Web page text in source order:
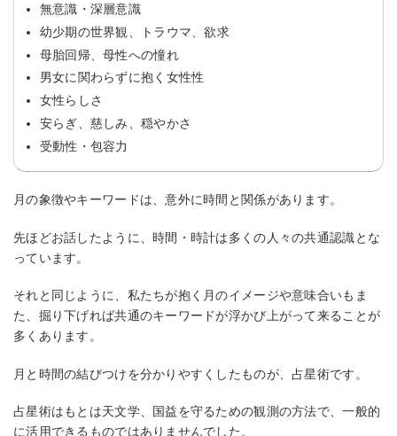
無意識・深層意識
幼少期の世界観、トラウマ、欲求
母胎回帰、母性への憧れ
男女に関わらずに抱く女性性
女性らしさ
安らぎ、慈しみ、穏やかさ
受動性・包容力
月の象徴やキーワードは、意外に時間と関係があります。
先ほどお話したように、時間・時計は多くの人々の共通認識とな
っています。
それと同じように、私たちが抱く月のイメージや意味合いもま
た、掘り下げれば共通のキーワードが浮かび上がって来ることが
多くあります。
月と時間の結びつけを分かりやすくしたものが、占星術です。
占星術はもとは天文学、国益を守るための観測の方法で、一般的
に活用できるものではありませんでした。